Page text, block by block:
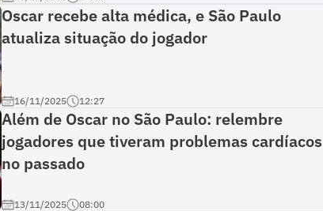
Oscar recebe alta médica, e São Paulo
atualiza situação do jogador
16/11/2025 12:27
Além de Oscar no São Paulo: relembre
jogadores que tiveram problemas cardíacos
no passado
13/11/2025 08:00